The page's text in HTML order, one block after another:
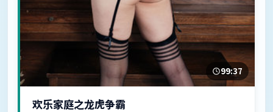
99:37
欢乐家庭之龙虎争霸